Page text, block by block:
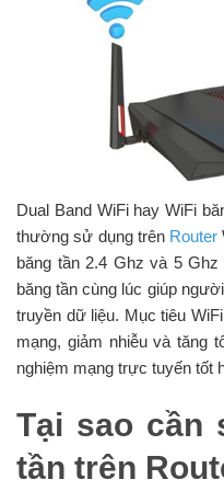
Dual Band WiFi hay WiFi
thường sử dụng trên Router
băng tần 2.4 Ghz và 5
băng tần cùng lúc giúp
truyền dữ liệu. Mục tiêu
mạng, giảm nhiễu và tăng
nghiệm mạng trực tuyến tốt
Tại sao cần
tần trên